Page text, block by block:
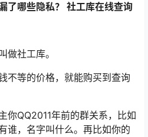
了哪些隐私？ 社工库在线查询
做社工库。
不等的价格，就能购买到查询
你QQ2011年前的群关系，比如
谁，名字叫什么。再比如你的